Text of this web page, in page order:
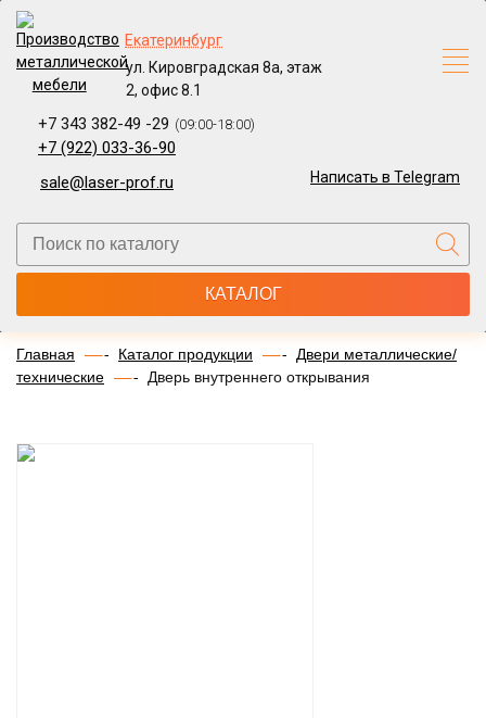
Екатеринбург
ул. Кировградская 8а, этаж
2, офис 8.1
+7 343 382-49 -29 (09:00-18:00)
+7 (922) 033-36-90
sale@laser-prof.ru
Написать в Telegram
КАТАЛОГ
Главная Каталог продукции
Двери металлические/
технические
Дверь внутреннего открывания